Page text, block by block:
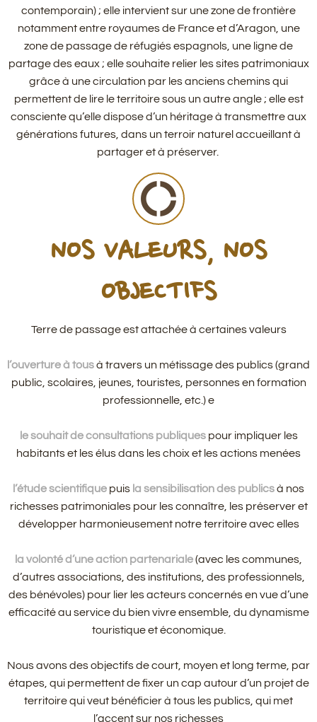
contemporain) ; elle intervient sur une zone de frontière
notamment entre royaumes de France et d’Aragon, une
zone de passage de réfugiés espagnols, une ligne de
partage des eaux ; elle souhaite relier les sites patrimoniaux
grâce à une circulation par les anciens chemins qui
permettent de lire le territoire sous un autre angle ; elle est
consciente qu’elle dispose d’un héritage à transmettre aux
générations futures, dans un terroir naturel accueillant à
partager et à préserver.
donut_large
NOS VALEURS, NOS
OBJECTIFS
Terre de passage est attachée à certaines valeurs
l’ouverture à tousà travers un métissage des publics (grand
public, scolaires, jeunes, touristes, personnes en formation
professionnelle, etc.) e
le souhait de consultations publiquespour impliquer les
habitants et les élus dans les choix et les actions menées
l’étude scientifique puis la sensibilisation des publicsà nos
richesses patrimoniales pour les connaître, les préserver et
développer harmonieusement notre territoire avec elles
la volonté d’une action partenariale(avec les communes,
d’autres associations, des institutions, des professionnels,
des bénévoles) pour lier les acteurs concernés en vue d’une
efficacité au service du bien vivre ensemble, du dynamisme
touristique et économique.
Nous avons des objectifs de court, moyen et long terme, par
étapes, qui permettent de fixer un cap autour d’un projet de
territoire qui veut bénéficier à tous les publics, qui met
l’accent sur nos richesses